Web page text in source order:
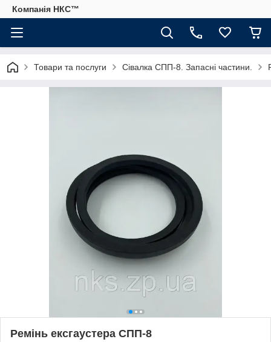
Компанія НКС™
Товари та послуги Сівалка СПП-8. Запасні частини.
Ремінь ексгаустера СПП-8